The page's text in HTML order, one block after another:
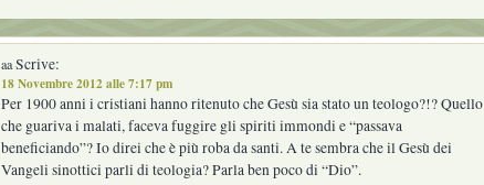
aaScrive:
18 Novembre 2012 alle 7:17 pm
Per 1900 anni i cristiani hanno ritenuto che Gesù sia stato un teologo?!? Quello
che guariva i malati, faceva fuggire gli spiriti immondi e “passava
beneficiando”? Io direi che è più roba da santi. A te sembra che il Gesù dei
Vangeli sinottici parli di teologia? Parla ben poco di “Dio”.